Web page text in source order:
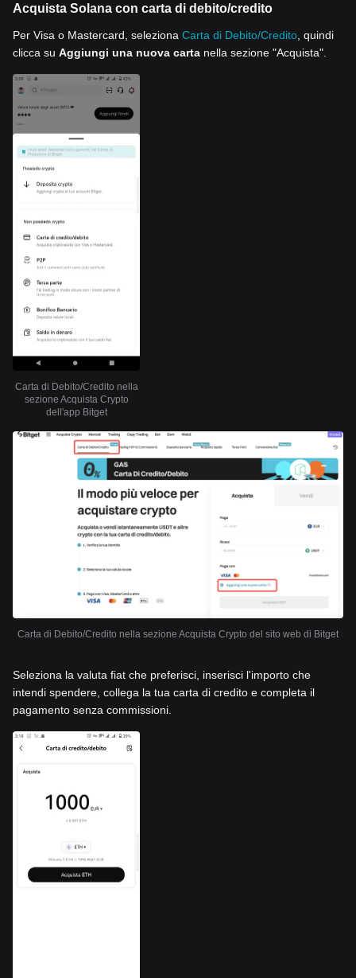
Acquista Solana con carta di debito/credito
Per Visa o Mastercard, seleziona Carta di Debito/Credito , quindi
clicca su Aggiungi una nuova carta nella sezione "Acquista".
Carta di Debito/Credito nella
sezione Acquista Crypto
dell'app Bitget
Carta di Debito/Credito nella sezione Acquista Crypto del sito web di Bitget
Seleziona la valuta fiat che preferisci, inserisci l'importo che
intendi spendere, collega la tua carta di credito e completa il
pagamento senza commissioni.